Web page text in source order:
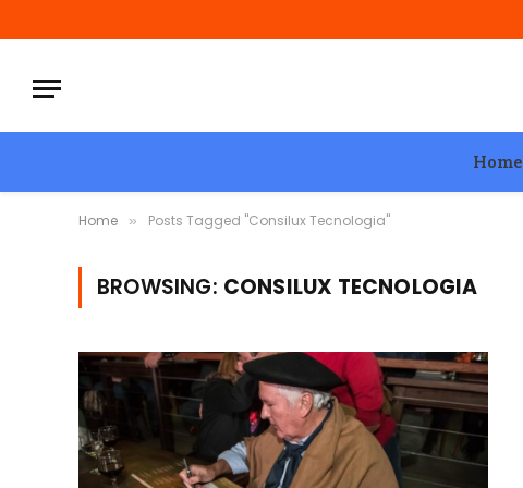
Home
Home » Posts Tagged "Consilux Tecnologia"
BROWSING: CONSILUX TECNOLOGIA